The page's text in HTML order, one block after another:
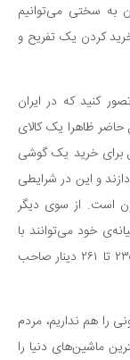
به سختی می‌توانیم
خرید کردن یک تفریح و
کنید که در ایران
ظاهرا یک کالای
برای خرید یک گوشی
میلیون تومان بپردازند و این در شرایطی
کارمندی میانگین بین ۳ تا ۵ میلیون است. از سوی دیگر
خود می‌توانند با
پرداخت مبلغی معادل ۷۵۰ تا ۸۵۰ دلار یا به قولی ۲۳۰ تا ۲۶۱ دینار صاحب
در ایران امکان خرید پراید ۷۰ میلیونی را هم نداریم، مردم
ماشین‌های دنیا را